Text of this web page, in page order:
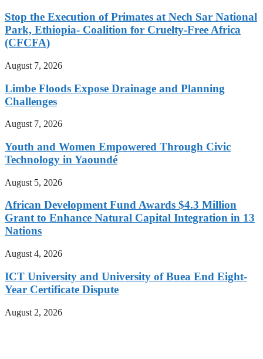
Stop the Execution of Primates at Nech Sar National
Park, Ethiopia- Coalition for Cruelty-Free Africa
(CFCFA)
August 7, 2026
Limbe Floods Expose Drainage and Planning
Challenges
August 7, 2026
Youth and Women Empowered Through Civic
Technology in Yaoundé
August 5, 2026
African Development Fund Awards $4.3 Million
Grant to Enhance Natural Capital Integration in 13
Nations
August 4, 2026
ICT University and University of Buea End Eight-
Year Certificate Dispute
August 2, 2026